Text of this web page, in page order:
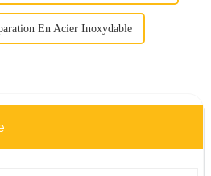
En Acier Inoxydable